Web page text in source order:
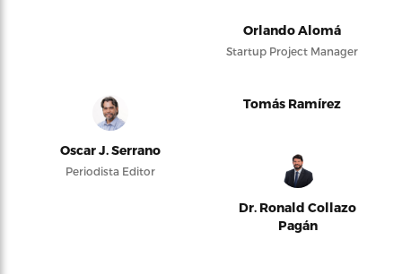
Orlando Alomá
Startup Project Manager
Oscar J. Serrano
Periodista Editor
Tomás Ramírez
Dr. Ronald Collazo
Pagán